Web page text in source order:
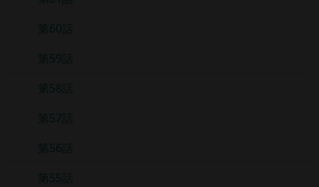
第60話
第59話
第58話
第57話
第56話
第55話